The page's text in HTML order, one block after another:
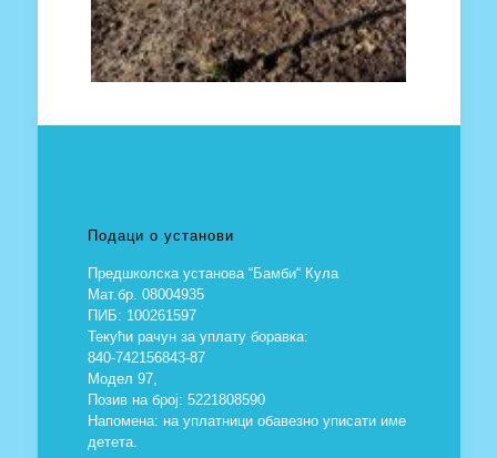
Подаци о установи
Предшколска установа “Бамби“ Кула
Мат.бр. 08004935
ПИБ: 100261597
Текући рачун за уплату боравка:
840-742156843-87
Модел 97,
Позив на број: 5221808590
Напомена: на уплатници обавезно уписати име
детета.